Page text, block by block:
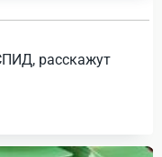
расскажут